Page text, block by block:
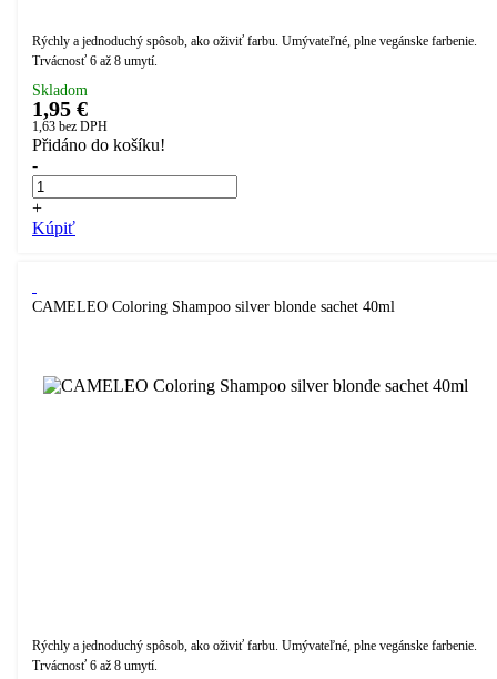
Rýchly a jednoduchý spôsob, ako oživiť farbu. Umývateľné, plne vegánske farbenie.
Trvácnosť 6 až 8 umytí.
Skladom
1,95 €
1,63 bez DPH
Přidáno do košíku!
-
+
Kúpiť
CAMELEO Coloring Shampoo silver blonde sachet 40ml
Rýchly a jednoduchý spôsob, ako oživiť farbu. Umývateľné, plne vegánske farbenie.
Trvácnosť 6 až 8 umytí.